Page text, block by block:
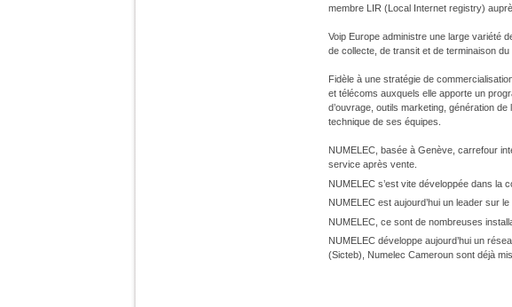
membre LIR (Local Internet registry)
Voip Europe administre une large variété
de collecte, de transit et de terminaison du
Fidèle à une stratégie de
et télécoms auxquels elle apporte un
d’ouvrage, outils marketing, génération
technique de ses équipes.
NUMELEC, basée à Genève, carrefour
service après vente.
NUMELECs’est vite développée dans la
NUMELECest aujourd’hui un leader sur
NUMELEC, ce sont de nombreuses
NUMELECdéveloppe aujourd’hui un
(Sicteb), Numelec Cameroun sont déjà